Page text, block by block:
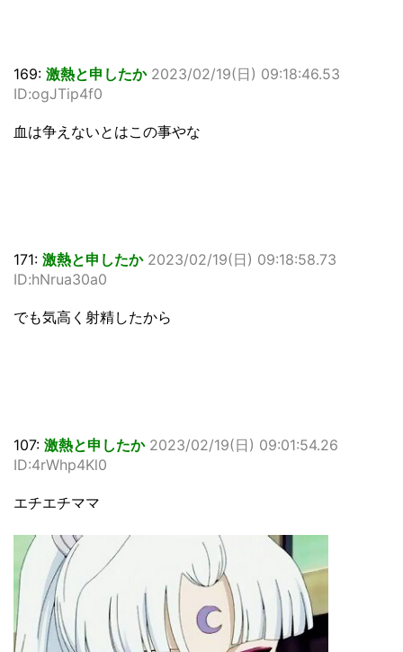
169: 激熱と申したか 2023/02/19(日) 09:18:46.53
ID:ogJTip4f0
血は争えないとはこの事やな
171: 激熱と申したか 2023/02/19(日) 09:18:58.73
ID:hNrua30a0
でも気高く射精したから
107: 激熱と申したか 2023/02/19(日) 09:01:54.26
ID:4rWhp4Kl0
エチエチママ